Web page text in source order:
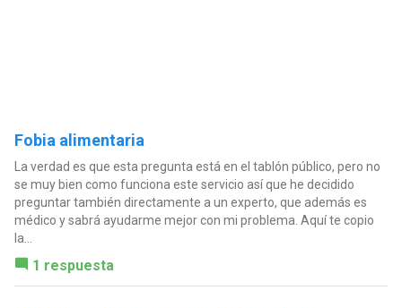
Fobia alimentaria
La verdad es que esta pregunta está en el tablón público, pero no
se muy bien como funciona este servicio así que he decidido
preguntar también directamente a un experto, que además es
médico y sabrá ayudarme mejor con mi problema. Aquí te copio
la...
1 respuesta